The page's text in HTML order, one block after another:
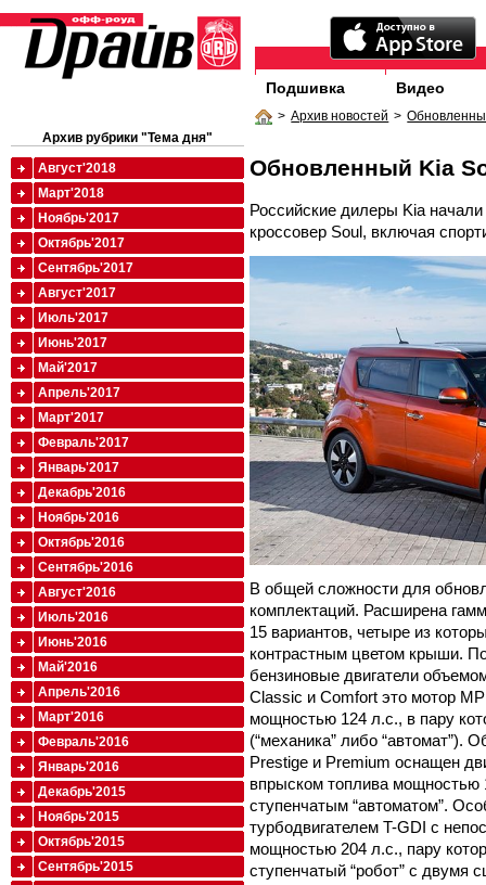
Подшивка Видео
> Архив новостей >
Обновленный Kia
Российские дилеры Kia
кроссовер Soul, включая
В общей сложности для
комплектаций. Расширена
15 вариантов, четыре из
контрастным цветом крыши.
бензиновые двигатели
Classic и Comfort это мотор
мощностью 124 л.с., в пару
(“механика” либо “автомат”).
Prestige и Premium оснащен
впрыском топлива мощностью
ступенчатым “автоматом”.
турбодвигателем T-GDI с
мощностью 204 л.с., пару
ступенчатый “робот” с двумя
Архив рубрики "Тема дня"
Август'2018
Март'2018
Ноябрь'2017
Октябрь'2017
Сентябрь'2017
Август'2017
Июль'2017
Июнь'2017
Май'2017
Апрель'2017
Март'2017
Февраль'2017
Январь'2017
Декабрь'2016
Ноябрь'2016
Октябрь'2016
Сентябрь'2016
Август'2016
Июль'2016
Июнь'2016
Май'2016
Апрель'2016
Март'2016
Февраль'2016
Январь'2016
Декабрь'2015
Ноябрь'2015
Октябрь'2015
Сентябрь'2015